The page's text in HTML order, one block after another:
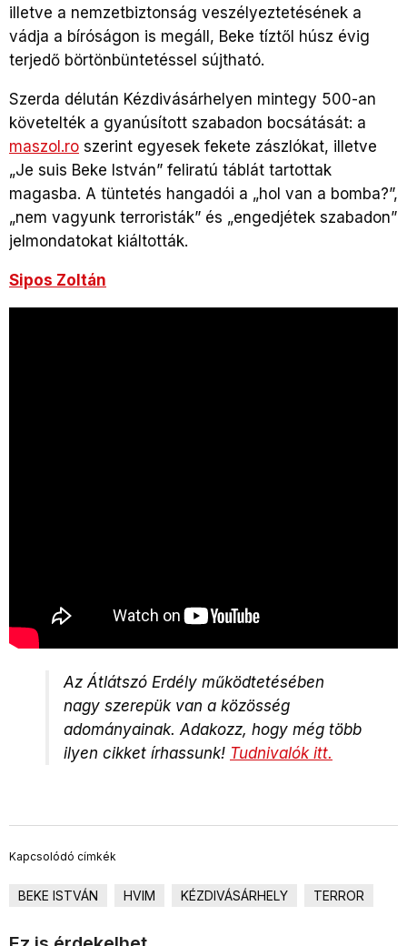
illetve a nemzetbiztonság veszélyeztetésének a
vádja a bíróságon is megáll, Beke tíztől húsz évig
terjedő börtönbüntetéssel sújtható.
Szerda délután Kézdivásárhelyen mintegy 500-an
követelték a gyanúsított szabadon bocsátását: a
maszol.ro szerint egyesek fekete zászlókat, illetve
„Je suis Beke István” feliratú táblát tartottak
magasba. A tüntetés hangadói a „hol van a bomba?”,
„nem vagyunk terroristák” és „engedjétek szabadon”
jelmondatokat kiáltották.
Sipos Zoltán
Az Átlátszó Erdély működtetésében
nagy szerepük van a közösség
adományainak.Adakozz, hogy még több
ilyen cikket írhassunk! Tudnivalók itt.
Kapcsolódó címkék
BEKE ISTVÁN HVIM KÉZDIVÁSÁRHELY TERROR